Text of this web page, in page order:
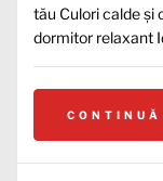
tău Culori calde și
dormitor relaxant
CONTINUĂ